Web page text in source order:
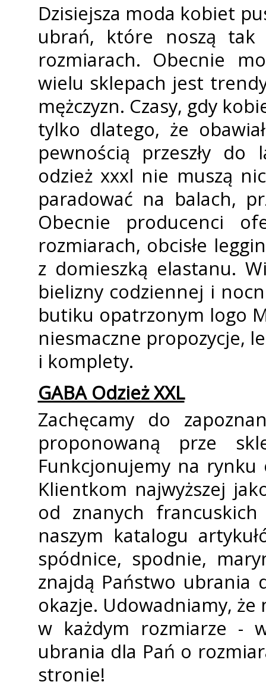
Dzisiejsza moda kobiet
ubrań, które noszą tak
rozmiarach. Obecnie
wielu sklepach jest
mężczyzn. Czasy, gdy
tylko dlatego, że
pewnością przeszły do
odzież xxxl nie muszą
paradować na balach,
Obecnie producenci
rozmiarach, obcisłe
z domieszką elastanu.
bielizny codziennej i
butiku opatrzonym logo
niesmaczne propozycje,
i komplety.
GABA Odzież XXL
Zachęcamy do
proponowaną prze
Funkcjonujemy na
Klientkom najwyższej
od znanych
naszym katalogu
spódnice, spodnie,
znajdą Państwo ubrania
okazje. Udowadniamy,
w każdym rozmiarze -
ubrania dla Pań o
stronie!